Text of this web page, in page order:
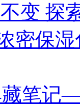
变 探
密保
藏笔记